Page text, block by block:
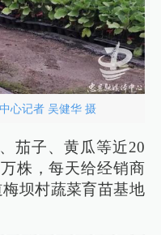
心记者 吴健华 摄
茄子、黄瓜等近20
株，每天给经销商
坝村蔬菜育苗基地